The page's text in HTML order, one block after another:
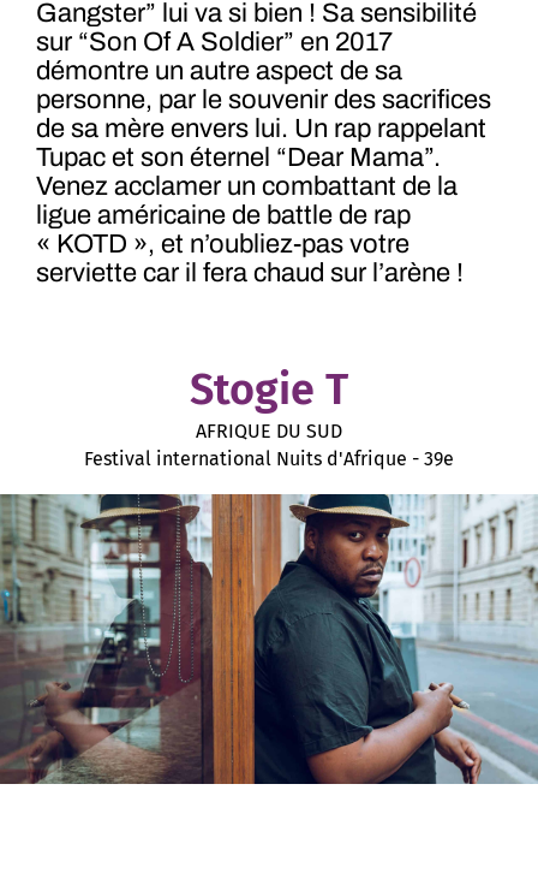
Gangster” lui va si bien ! Sa sensibilité
sur “Son Of A Soldier” en 2017
démontre un autre aspect de sa
personne, par le souvenir des sacrifices
de sa mère envers lui. Un rap rappelant
Tupac et son éternel “Dear Mama”.
Venez acclamer un combattant de la
ligue américaine de battle de rap
« KOTD », et n’oubliez-pas votre
serviette car il fera chaud sur l’arène !
Stogie T
AFRIQUE DU SUD
Festival international Nuits d'Afrique - 39e